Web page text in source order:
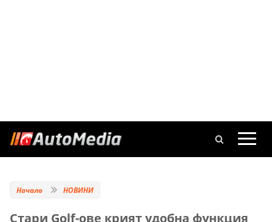
Начало НОВИНИ
Стари Golf-ове крият удобна функция